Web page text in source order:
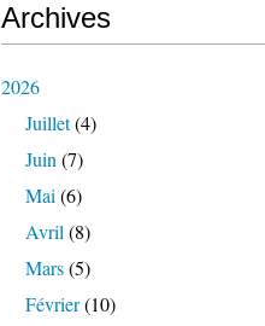
Archives
2026
Juillet(4)
Juin (7)
Mai (6)
Avril (8)
Mars(5)
Février(10)